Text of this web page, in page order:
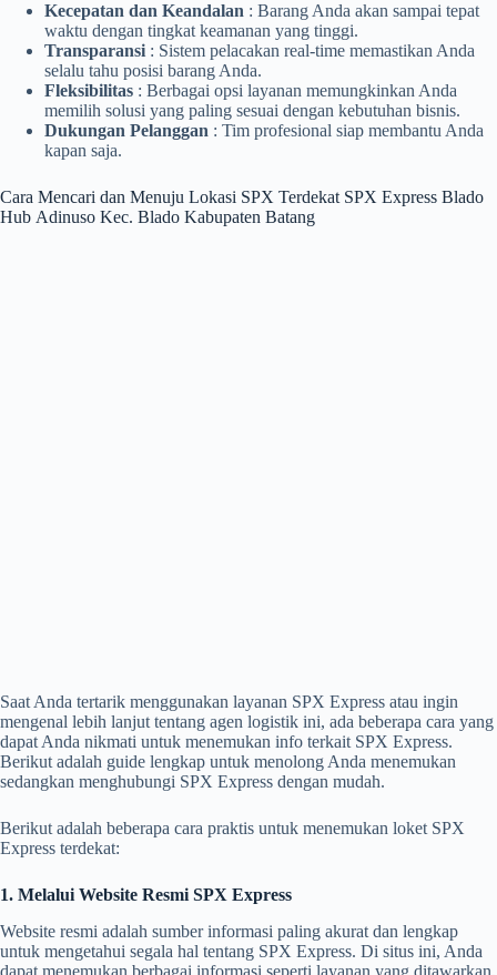
Kecepatan dan Keandalan : Barang Anda akan sampai tepat
waktu dengan tingkat keamanan yang tinggi.
Transparansi : Sistem pelacakan real-time memastikan Anda
selalu tahu posisi barang Anda.
Fleksibilitas : Berbagai opsi layanan memungkinkan Anda
memilih solusi yang paling sesuai dengan kebutuhan bisnis.
Dukungan Pelanggan : Tim profesional siap membantu Anda
kapan saja.
Cara Mencari dan Menuju Lokasi SPX Terdekat SPX Express Blado
Hub Adinuso Kec. Blado Kabupaten Batang
Saat Anda tertarik menggunakan layanan SPX Express atau ingin
mengenal lebih lanjut tentang agen logistik ini, ada beberapa cara yang
dapat Anda nikmati untuk menemukan info terkait SPX Express.
Berikut adalah guide lengkap untuk menolong Anda menemukan
sedangkan menghubungi SPX Express dengan mudah.
Berikut adalah beberapa cara praktis untuk menemukan loket SPX
Express terdekat:
1. Melalui Website Resmi SPX Express
Website resmi adalah sumber informasi paling akurat dan lengkap
untuk mengetahui segala hal tentang SPX Express. Di situs ini, Anda
dapat menemukan berbagai informasi seperti layanan yang ditawarkan,